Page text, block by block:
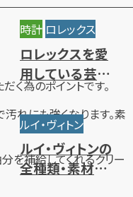
く為のポイントです。
れにも強くなります。素
を補給してくれるクリー
えないレアモデ
ルの特徴
時計 ロレックス
ロレックスを愛
用している芸能
人・有名人をモデ
ル別にご紹介
ルイ・ヴィトン
ルイ・ヴィトンの
全種類・素材一